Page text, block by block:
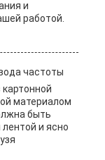
и
работой.
частоты
материалом
быть
и ясно